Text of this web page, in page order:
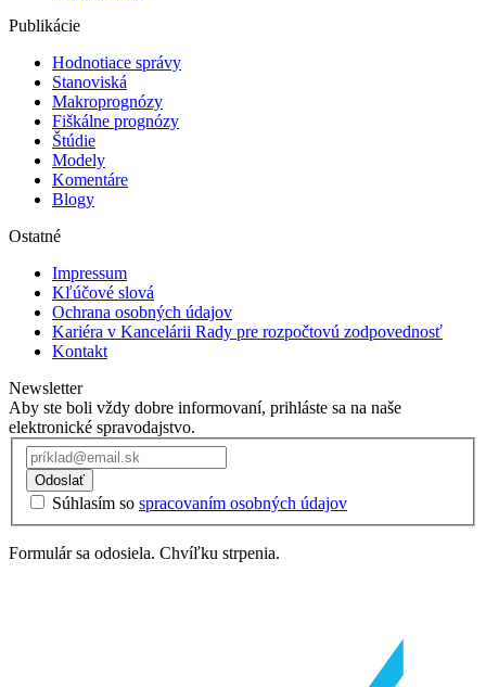
Publikácie
Hodnotiace správy
Stanoviská
Makroprognózy
Fiškálne prognózy
Štúdie
Modely
Komentáre
Blogy
Ostatné
Impressum
Kľúčové slová
Ochrana osobných údajov
Kariéra v Kancelárii Rady pre rozpočtovú zodpovednosť
Kontakt
Newsletter
Aby ste boli vždy dobre informovaní, prihláste sa na naše
elektronické spravodajstvo.
Odoslať
Súhlasím so spracovaním osobných údajov
Formulár sa odosiela. Chvíľku strpenia.